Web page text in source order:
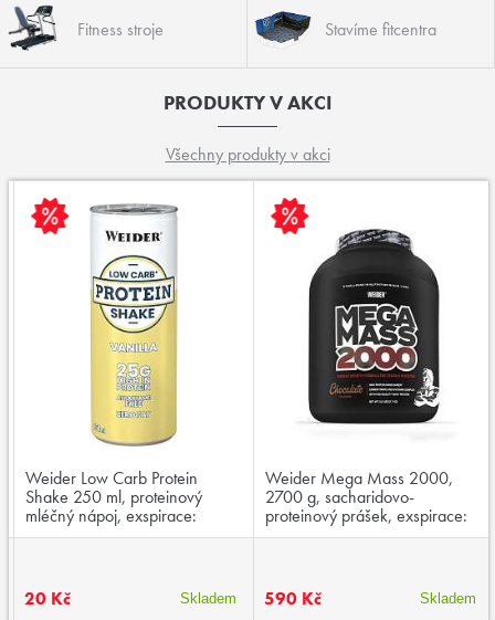
Fitness stroje Stavíme fitcentra
PRODUKTY V AKCI
Všechny produkty v akci
Weider Low Carb Protein
Shake 250 ml, proteinový
mléčný nápoj, exspirace:
03/2026
20 Kč Skladem
Weider Mega Mass 2000,
2700 g, sacharidovo-
proteinový prášek, exspirace:
04/2026
590 Kč Skladem